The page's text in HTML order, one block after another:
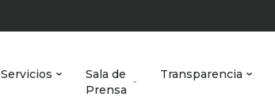
Servicios
Sala de
Prensa
Transparencia